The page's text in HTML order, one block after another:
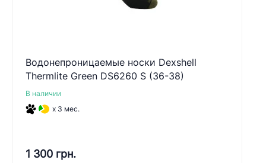
Водонепроницаемые носки Dexshell
Thermlite Green DS6260 S (36-38)
В наличии
x 3 мес.
1 300 грн.